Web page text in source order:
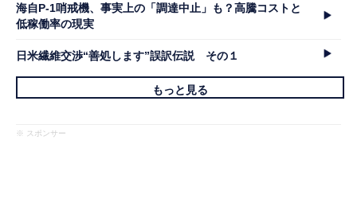
海自P-1哨戒機、事実上の「調達中止」も？高騰コストと
低稼働率の現実
日米繊維交渉“善処します”誤訳伝説 その１
もっと見る
※ スポンサー